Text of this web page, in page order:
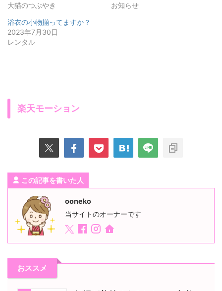
大猫のつぶやき
お知らせ
浴衣の小物揃ってますか？
2023年7月30日
レンタル
楽天モーション
この記事を書いた人
ooneko
当サイトのオーナーです
おススメ